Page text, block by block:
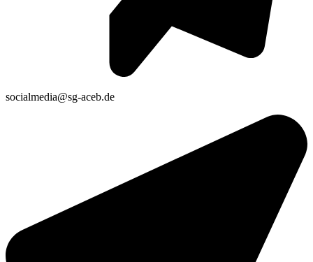
socialmedia@sg-aceb.de